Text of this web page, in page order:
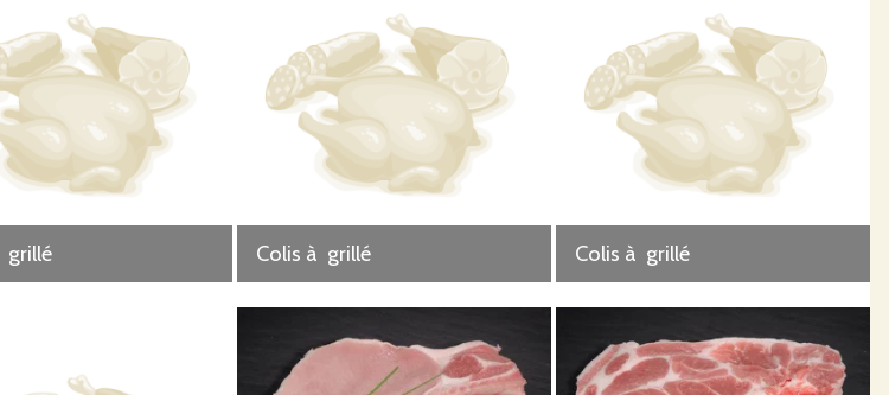
même agréer en bio.
ainsi, nous avons un "jambon gris" car celui-ci est cuit à l'ancienne et sans chimie qui lui rajoute cette couleur particuliere rose qui n'est pas naturel.
se qui nous permet aussi de garantir un procéder de transformation bio et surtout sans rajout chimique. Ce qui est la marque de fabrique de notre ferme et qui plaît à
grillé Colis à grillé Colis à grillé